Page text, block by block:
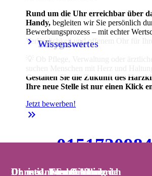
Christiane Schreck
Dr. med. Tom Schilling
Dr. med. Clemens Liebrich
Dr. med. Sven Fischer
Dr. med. Iven Orlamünde
keyboard_arrow_right Babygalerie
keyboard_arrow_right Wissenswertes
Rund um die Uhr erreichbar über
Handy, begleiten wir Sie persönlich
Bewerbungsprozess – mit echter
Verlässlichkeit und offenem Ohr für
Gestalten Sie die Zukunft des
Ihre neue Stelle ist nur einen Klick
Jetzt bewerben!
keyboard_double_arrow_right